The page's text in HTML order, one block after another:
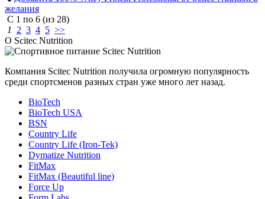
желания
С 1 по 6 (из 28)
1 2 3 4 5 >>
О Scitec Nutrition
Компания Scitec Nutrition получила огромную популярность
среди спортсменов разных стран уже много лет назад.
BioTech
BioTech USA
BSN
Country Life
Country Life (Iron-Tek)
Dymatize Nutrition
FitMax
FitMax (Beautiful line)
Force Up